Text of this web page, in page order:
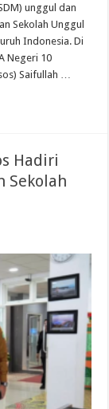
unggul dan
Sekolah Unggul
Indonesia. Di
Negeri 10
Saifullah …
Hadiri
Sekolah